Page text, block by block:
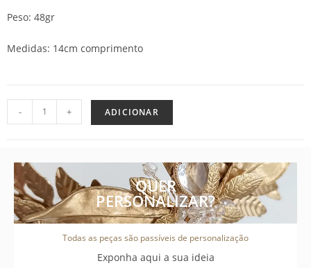
Peso: 48gr
Medidas: 14cm comprimento
- + ADICIONAR
QUER
PERSONALIZAR?
Todas as peças são passíveis de personalização
Exponha aqui a sua ideia